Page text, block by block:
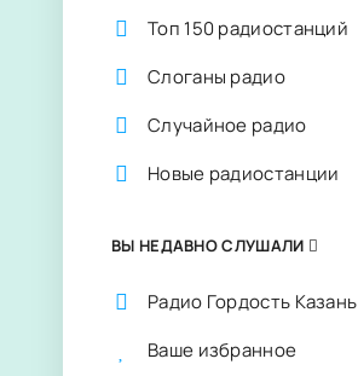
Топ 150 радиостанций
Слоганы радио
Случайное радио
Новые радиостанции
ВЫ НЕДАВНО СЛУШАЛИ
Радио Гордость Казань
Ваше избранное